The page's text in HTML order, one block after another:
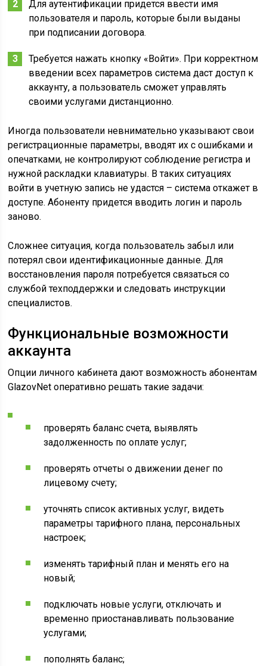
Для аутентификации придется ввести имя
пользователя и пароль, которые были выданы
при подписании договора.
Требуется нажать кнопку «Войти». При корректном
введении всех параметров система даст доступ к
аккаунту, а пользователь сможет управлять
своими услугами дистанционно.
Иногда пользователи невнимательно указывают свои
регистрационные параметры, вводят их с ошибками и
опечатками, не контролируют соблюдение регистра и
нужной раскладки клавиатуры. В таких ситуациях
войти в учетную запись не удастся – система откажет в
доступе. Абоненту придется вводить логин и пароль
заново.
Сложнее ситуация, когда пользователь забыл или
потерял свои идентификационные данные. Для
восстановления пароля потребуется связаться со
службой техподдержки и следовать инструкции
специалистов.
Функциональные возможности
аккаунта
Опции личного кабинета дают возможность абонентам
GlazovNet оперативно решать такие задачи:
проверять баланс счета, выявлять
задолженность по оплате услуг;
проверять отчеты о движении денег по
лицевому счету;
уточнять список активных услуг, видеть
параметры тарифного плана, персональных
настроек;
изменять тарифный план и менять его на
новый;
подключать новые услуги, отключать и
временно приостанавливать пользование
услугами;
пополнять баланс;